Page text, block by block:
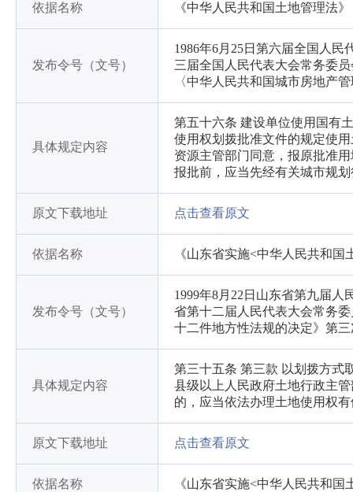
依据名称 《中华人民共和国土地管理法》
发布令号（文号）
1986年6月25日第六届全国人民
三届全国人民代表大会常务委
〈中华人民共和国城市房地产
具体规定内容
第五十六条 建设单位使用国有
使用权划拨批准文件的规定使
资源主管部门同意，报原批准
报批前，应当先经有关城市规
原文下载地址 点击查看原文
依据名称 《山东省实施<中华人民共和国
发布令号（文号）
1999年8月22日山东省第九届人
省第十二届人民代表大会常务
十二件地方性法规的决定》第
具体规定内容
第三十五条 第三款 以划拨方式
县级以上人民政府土地行政主
的，应当依法办理土地使用权
原文下载地址 点击查看原文
依据名称 《山东省实施<中华人民共和国